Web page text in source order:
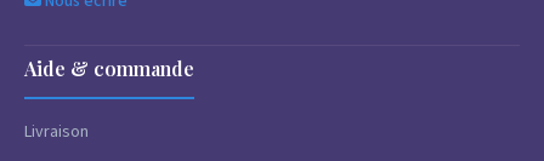
Aide & commande
Livraison